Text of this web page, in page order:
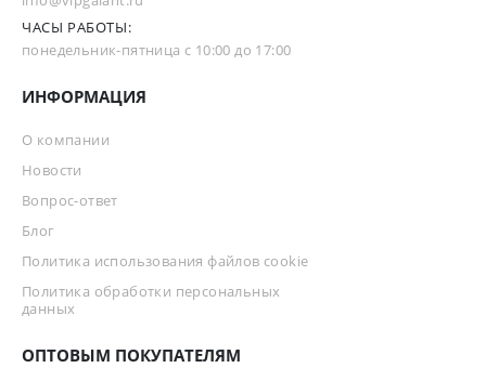
ЧАСЫ РАБОТЫ:
понедельник-пятница с 10:00 до 17:00
ИНФОРМАЦИЯ
О компании
Новости
Вопрос-ответ
Блог
Политика использования файлов cookie
Политика обработки персональных
данных
ОПТОВЫМ ПОКУПАТЕЛЯМ